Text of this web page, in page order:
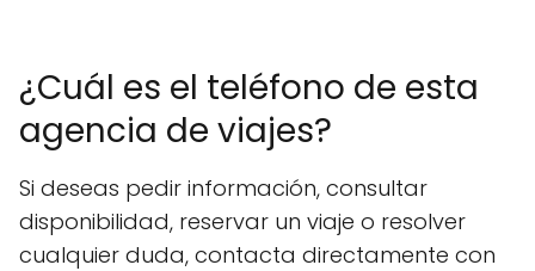
¿Cuál es el teléfono de esta
agencia de viajes?
Si deseas pedir información, consultar
disponibilidad, reservar un viaje o resolver
cualquier duda, contacta directamente con